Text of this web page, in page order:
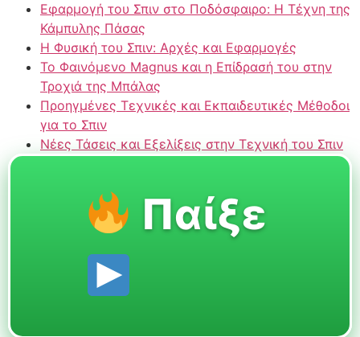
Εφαρμογή του Σπιν στο Ποδόσφαιρο: Η Τέχνη της
Κάμπυλης Πάσας
Η Φυσική του Σπιν: Αρχές και Εφαρμογές
Το Φαινόμενο Magnus και η Επίδρασή του στην
Τροχιά της Μπάλας
Προηγμένες Τεχνικές και Εκπαιδευτικές Μέθοδοι
για το Σπιν
Νέες Τάσεις και Εξελίξεις στην Τεχνική του Σπιν
Παίξε